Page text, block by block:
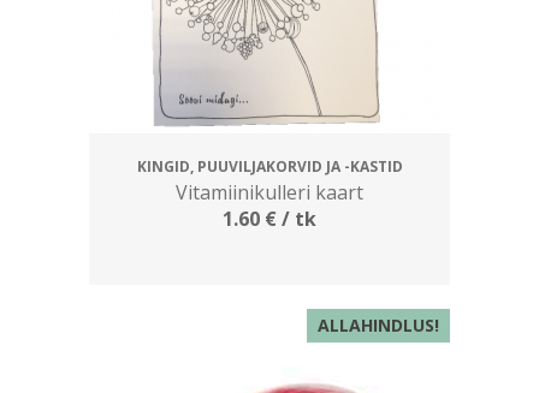
KINGID, PUUVILJAKORVID JA -KASTID
Vitamiinikulleri kaart
1.60 €/ tk
ALLAHINDLUS!